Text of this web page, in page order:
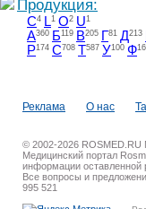
Продукция:
C4 L1 O2 U1
А360 Б119 В205 Г81 Д213
Р174 С708 Т587 У100 Ф
Реклама О нас
© 2002-2026 ROSMED.RU
Медицинский портал
информации оставленной
Все вопросы и
995 521